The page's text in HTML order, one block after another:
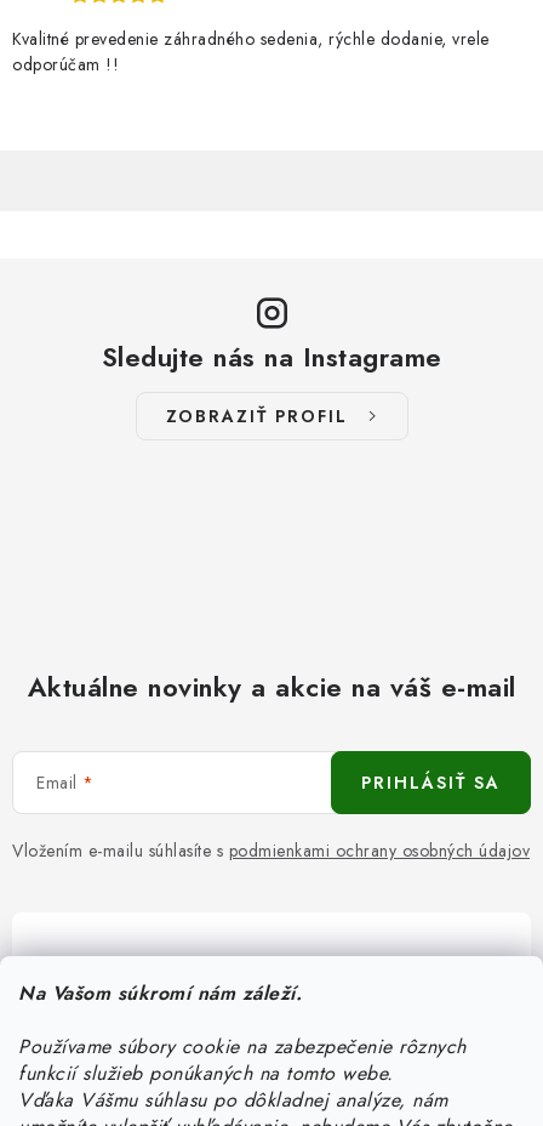
Na Vašom súkromí nám záleží.
Používame súbory cookie na zabezpečenie rôznych
funkcií služieb ponúkaných na tomto webe.
Vďaka Vášmu súhlasu po dôkladnej analýze, nám
Kvalitné prevedenie záhradného sedenia, rýchle dodanie, vrele
odporúčam !!
Sledujte nás na Instagrame
ZOBRAZIŤ PROFIL
Aktuálne novinky a akcie na váš e-mail
Email
Vložením e-mailu súhlasíte s podmienkami ochrany osobných údajov
PRIHLÁSIŤ SA
Pomôžeme vám s výberom
Potrebujete s niečím poradiť? Sme tu pre vás!
objednavky@kurin.sk
0950456469